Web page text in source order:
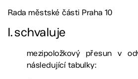
Rada městské části Praha 10
I.schvaluje
mezipoložkový přesun v
následující tabulky: